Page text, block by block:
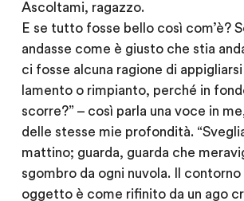
Ascoltami, ragazzo.
E se tutto fosse bello così com’è?
andasse come è giusto che stia
ci fosse alcuna ragione di appigliarsi
lamento o rimpianto, perché in
scorre?” – così parla una voce in
delle stesse mie profondità.
mattino; guarda, guarda che
sgombro da ogni nuvola. Il contorno
oggetto è come rifinito da un ago